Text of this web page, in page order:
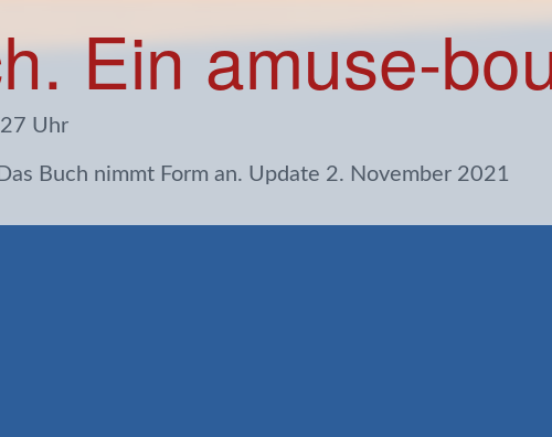
Ein amuse-
Uhr
Ein kleiner Vorgeschmack. Das Buch nimmt Form an. Update 2. November 2021